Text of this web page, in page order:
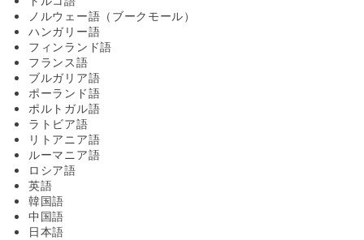
ノルウェー語（ブークモール）
ハンガリー語
フィンランド語
フランス語
ブルガリア語
ポーランド語
ポルトガル語
ラトビア語
リトアニア語
ルーマニア語
ロシア語
英語
韓国語
中国語
日本語